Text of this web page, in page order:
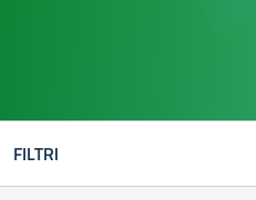
FILTRI